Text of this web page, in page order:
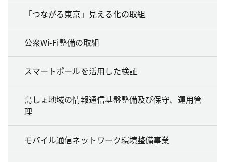
「つながる東京」見える化の取組
公衆Wi-Fi整備の取組
スマートポールを活用した検証
島しょ地域の情報通信基盤整備及び保守、運用管
理
モバイル通信ネットワーク環境整備事業